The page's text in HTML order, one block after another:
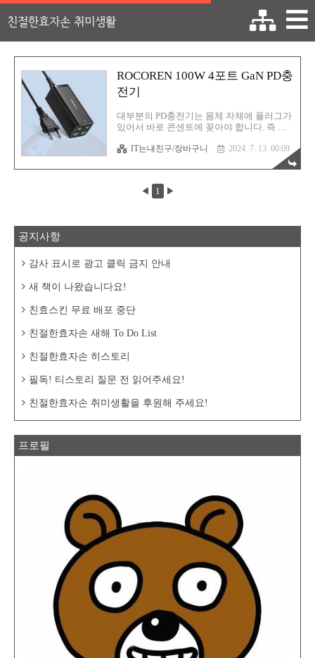
친절한효자손 취미생활
ROCOREN 100W 4포트 GaN PD충
전기
대부분의 PD충전기는 몸체 자체에 플러그가
있어서 바로 콘센트에 꽂아야 합니다. 즉 본
평소라면 딱히 큰 문제는 없을 수 있는데 만
약 공공 장소라면? 하필 콘센트가 비스듬한
타입이 아닌, 나란히 있는 타입이라면? 뭔 소
린지 모르시겠다고요? 자! 충전기에 바로 플
러그가 있는 타입은 오른쪽은 장착하기가 수
경우에는 곤란한 상황이 발생할 수 있죠. PD
할 수 있을거에요. 따라서 본체에 바로 플러
트에 꼽지 못 할 수도 있습니다. 베이스어스
IT는내친구/장바구니 2024. 7. 13. 00:09
◀ 1 ▶
공지사항
감사 표시로 광고 클릭 금지 안내
새 책이 나왔습니다요!
친효스킨 무료 배포 중단
친절한효자손 새해 To Do List
친절한효자손 히스토리
필독! 티스토리 질문 전 읽어주세요!
친절한효자손 취미생활을 후원해 주세요!
프로필